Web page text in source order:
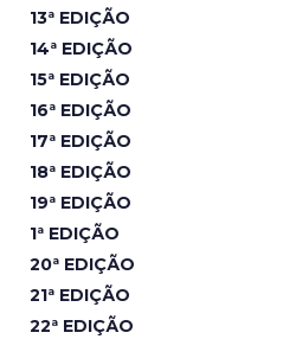
13ª EDIÇÃO
14ª EDIÇÃO
15ª EDIÇÃO
16ª EDIÇÃO
17ª EDIÇÃO
18ª EDIÇÃO
19ª EDIÇÃO
1ª EDIÇÃO
20ª EDIÇÃO
21ª EDIÇÃO
22ª EDIÇÃO